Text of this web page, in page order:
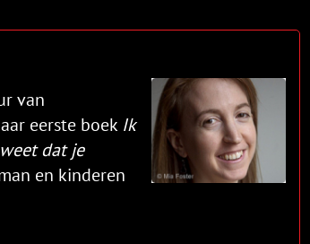
van
eerste boek Ik
dat je
en kinderen